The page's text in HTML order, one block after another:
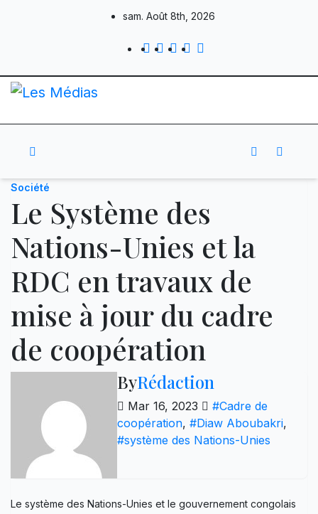
sam. Août 8th, 2026
Société
Le Système des
Nations-Unies et la
RDC en travaux de
mise à jour du cadre
de coopération
ByRédaction
Mar 16, 2023
#Cadre de
coopération, #Diaw Aboubakri,
#système des Nations-Unies
Le système des Nations-Unies et le gouvernement congolais